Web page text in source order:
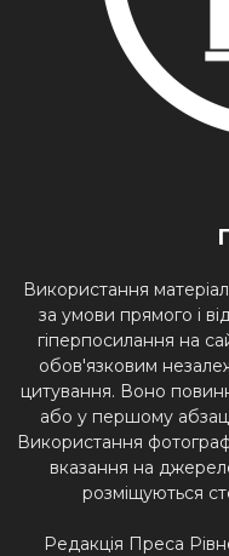
Використання
за умови прямого і
гіперпосилання на
обов'язковим
цитування. Воно
або у першому
Використання
вказання на
розміщуються
Редакція Преса